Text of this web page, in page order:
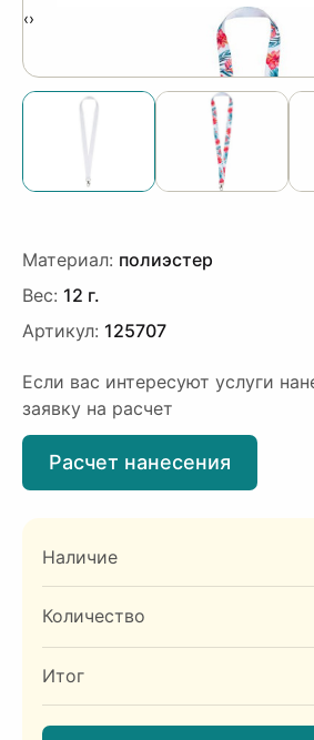
‹›
Материал: полиэстер
Вес: 12 г.
Артикул: 125707
Если вас интересуют услуги
заявку на расчет
Расчет нанесения
Наличие
Количество
Итог